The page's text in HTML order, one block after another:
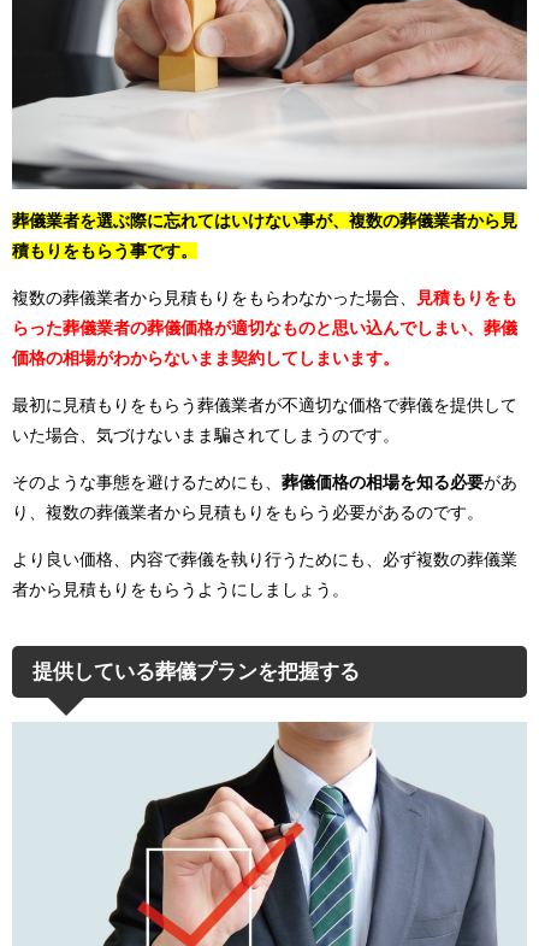
葬儀業者を選ぶ際に忘れてはいけない事が、複数の葬儀業者から見
積もりをもらう事です。
複数の葬儀業者から見積もりをもらわなかった場合、
見積もりをも
らった葬儀業者の葬儀価格が適切なものと思い込んでしまい、葬儀
価格の相場がわからないまま契約してしまいます。
最初に見積もりをもらう葬儀業者が不適切な価格で葬儀を提供して
いた場合、気づけないまま騙されてしまうのです。
そのような事態を避けるためにも、 葬儀価格の相場を知る必要があ
り、複数の葬儀業者から見積もりをもらう必要があるのです。
より良い価格、内容で葬儀を執り行うためにも、必ず複数の葬儀業
者から見積もりをもらうようにしましょう。
提供している葬儀プランを把握する